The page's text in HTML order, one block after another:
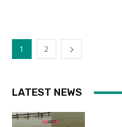
1 2
LATEST NEWS